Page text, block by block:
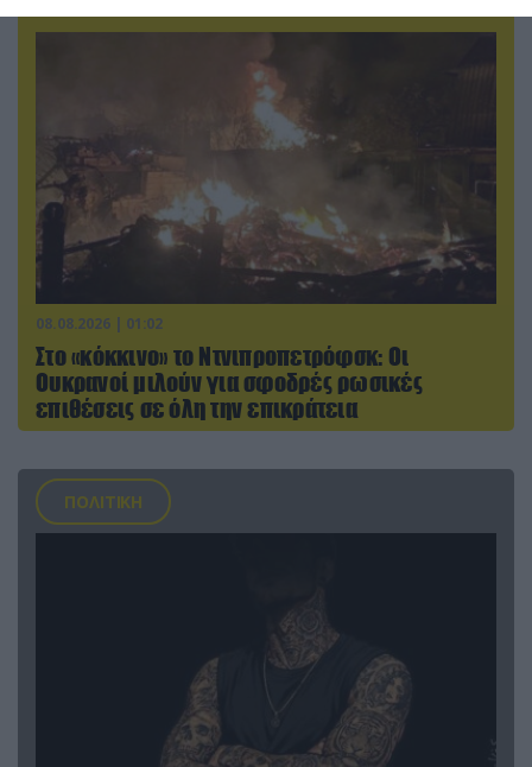
08.08.2026 | 01:02
Στο «κόκκινο» το Ντνιπροπετρόφσκ: Οι
Ουκρανοί μιλούν για σφοδρές ρωσικές
επιθέσεις σε όλη την επικράτεια
ΠΟΛΙΤΙΚΗ